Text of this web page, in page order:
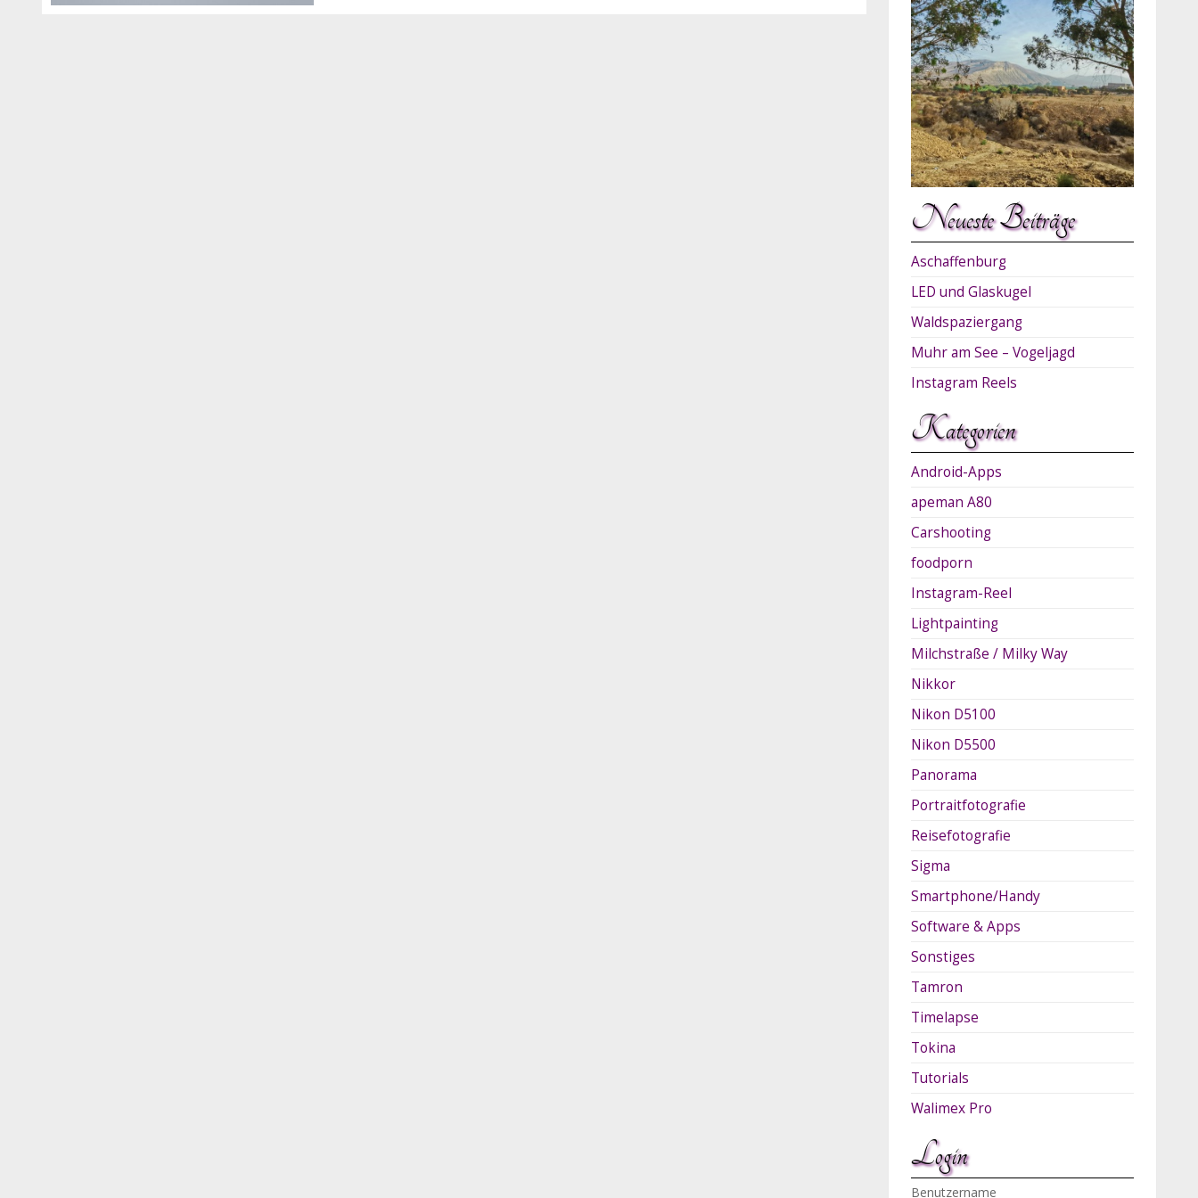
Neueste Beiträge
Aschaffenburg
LED und Glaskugel
Waldspaziergang
Muhr am See – Vogeljagd
Instagram Reels
Kategorien
Android-Apps
apeman A80
Carshooting
foodporn
Instagram-Reel
Lightpainting
Milchstraße / Milky Way
Nikkor
Nikon D5100
Nikon D5500
Panorama
Portraitfotografie
Reisefotografie
Sigma
Smartphone/Handy
Software & Apps
Sonstiges
Tamron
Timelapse
Tokina
Tutorials
Walimex Pro
Login
Benutzername